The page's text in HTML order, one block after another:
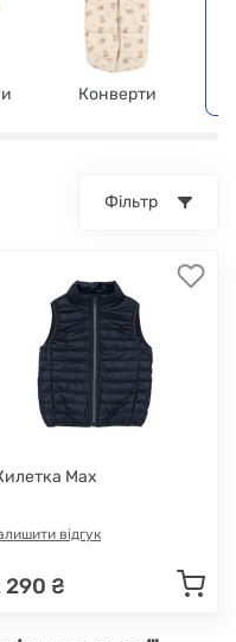
Конверти
Фільтр
Max
відгук
290 ₴